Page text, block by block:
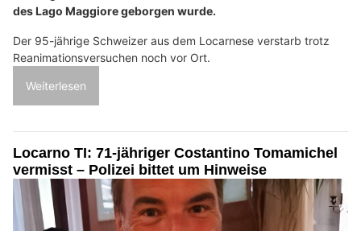
des Lago Maggiore geborgen wurde.
Der 95-jährige Schweizer aus dem Locarnese verstarb trotz
Reanimationsversuchen noch vor Ort.
Weiterlesen
Locarno TI: 71-jähriger Costantino Tomamichel
vermisst – Polizei bittet um Hinweise